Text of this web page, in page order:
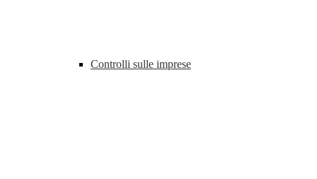
Controlli sulle imprese